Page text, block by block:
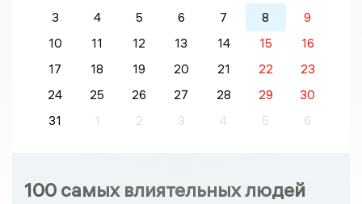
3
4 5 6 7 8
9
10
11 12 13 14 15
16
17
18 19 20 21 22
23
24
25 26 27 28 29
30
31
1 2 3 4 5 6
100 самых влиятельных людей